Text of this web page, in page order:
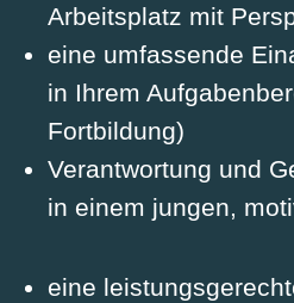
Arbeitsplatz mit
eine umfassende
in Ihrem
Fortbildung)
Verantwortung und
in einem jungen,
eine